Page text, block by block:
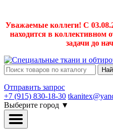
Уважаемые коллеги! С
находится в коллективном
задачи до
Отправить запрос
+7 (915) 830-18-30
Выберите город ▼